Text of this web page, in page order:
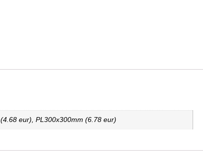
eur), PL300x300mm (6.78 eur)